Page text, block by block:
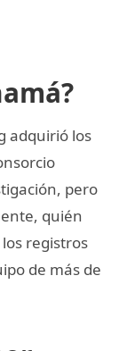
adquirió los
pero
quién
registros
de más de